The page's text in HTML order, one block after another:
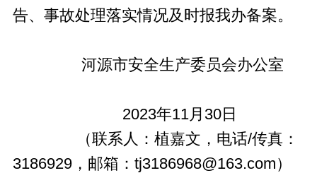
告、事故处理落实情况及时报我办备案。
河源市安全生产委员会办公室
2023年11月30日
（联系人：植嘉文，电话/传真：
3186929，邮箱：tj3186968@163.com）